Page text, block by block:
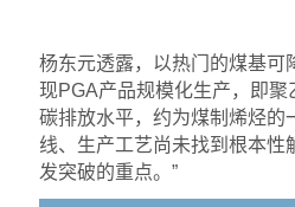
杨东元透露，以热门的煤基可
现PGA产品规模化生产，即
碳排放水平，约为煤制烯烃的
线、生产工艺尚未找到根本性
发突破的重点。”